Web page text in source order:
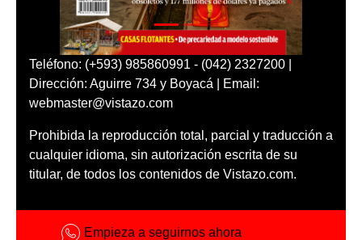
Teléfono: (+593) 985860991 - (042) 2327200 |
Dirección: Aguirre 734 y Boyacá | Email:
webmaster@vistazo.com
Prohibida la reproducción total, parcial y traducción a
cualquier idioma, sin autorización escrita de su
titular, de todos los contenidos de Vistazo.com.
Empieza a seguirnos ahora